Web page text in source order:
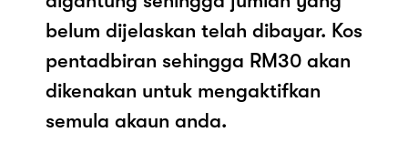
belum dijelaskan telah dibayar. Kos
pentadbiran sehingga RM30 akan
dikenakan untuk mengaktifkan
semula akaun anda.